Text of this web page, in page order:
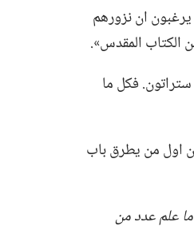
ان نزورهم
الكتاب المقدس».‏
فكل ما
اول من يطرق باب
علم عدد من